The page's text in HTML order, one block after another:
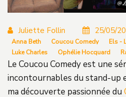
Juliette Follin 25/05/
Anna Beth Coucou Comedy Els -
Luke Charles
Ophélie Hocquard
Le Coucou Comedy est une
incontournables du stand-up
ma découverte passionnée du